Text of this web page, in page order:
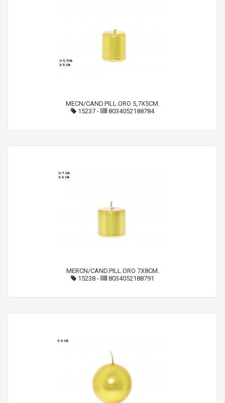
MECN/CAND.PILL.ORO 5,7X5CM.
15237 - 8034052188784
MERCN/CAND.PILL.ORO 7X8CM.
15238 - 8034052188791